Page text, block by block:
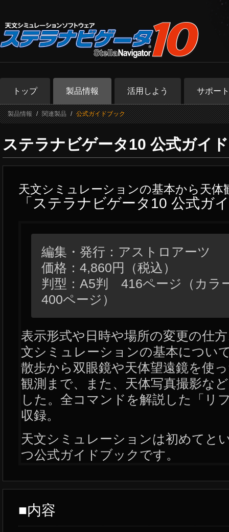
トップ 製品情報 活用しよう サポー
製品情報 関連製品 公式ガイドブック
ステラナビゲータ10 公式ガイ
天文シミュレーションの基本から天体
「ステラナビゲータ10 公式ガ
編集・発行：アストロアーツ
価格：4,860円（税込）
判型：A5判 416ページ（カラ
400ページ）
表示形式や日時や場所の変更の仕
文シミュレーションの基本につい
散歩から双眼鏡や天体望遠鏡を使
観測まで、また、天体写真撮影な
した。全コマンドを解説した「リ
収録。
天文シミュレーションは初めてと
つ公式ガイドブックです。
■内容